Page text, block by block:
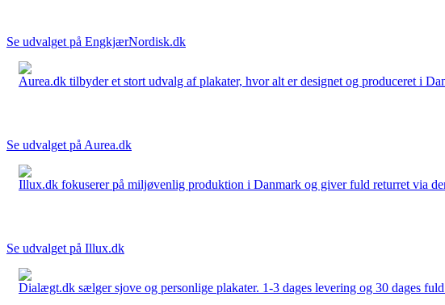
Se udvalget på EngkjærNordisk.dk
Aurea.dk tilbyder et stort udvalg af plakater, hvor alt er designet og produceret i
Se udvalget på Aurea.dk
Illux.dk fokuserer på miljøvenlig produktion i Danmark og giver fuld returret via
Se udvalget på Illux.dk
Dialægt.dk sælger sjove og personlige plakater. 1-3 dages levering og 30 dages